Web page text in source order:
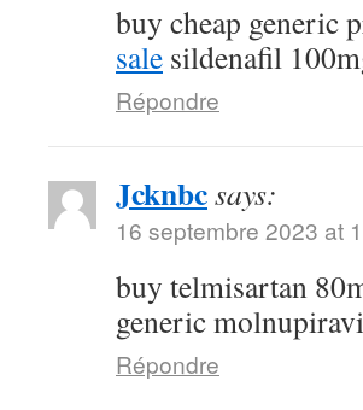
buy cheap generic
sale sildenafil
Répondre
Jcknbcsays:
16 septembre 2023 at
buy telmisartan
generic
Répondre